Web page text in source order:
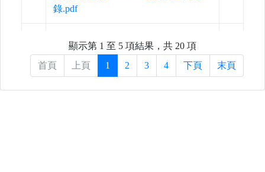
錄.pdf
傳染性肺炎_COVID-19_防疫會議紀
錄.pdf
顯示第 1 至 5 項結果，共 20 項
首頁
上頁 1 2 3 4 下頁 末頁